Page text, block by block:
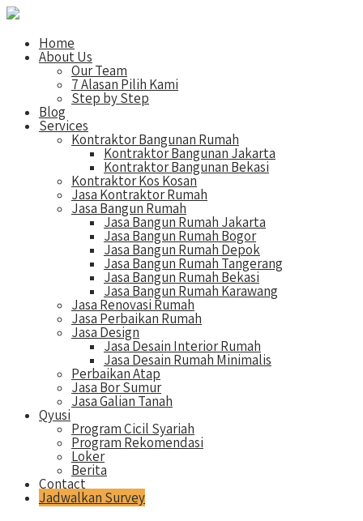
Home
About Us
Our Team
7 Alasan Pilih Kami
Step by Step
Blog
Services
Kontraktor Bangunan Rumah
Kontraktor Bangunan Jakarta
Kontraktor Bangunan Bekasi
Kontraktor Kos Kosan
Jasa Kontraktor Rumah
Jasa Bangun Rumah
Jasa Bangun Rumah Jakarta
Jasa Bangun Rumah Bogor
Jasa Bangun Rumah Depok
Jasa Bangun Rumah Tangerang
Jasa Bangun Rumah Bekasi
Jasa Bangun Rumah Karawang
Jasa Renovasi Rumah
Jasa Perbaikan Rumah
Jasa Design
Jasa Desain Interior Rumah
Jasa Desain Rumah Minimalis
Perbaikan Atap
Jasa Bor Sumur
Jasa Galian Tanah
Qyusi
Program Cicil Syariah
Program Rekomendasi
Loker
Berita
Contact
Jadwalkan Survey